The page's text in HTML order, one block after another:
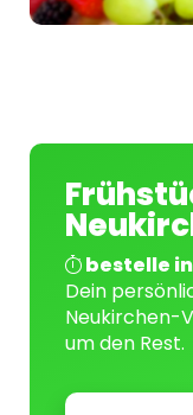
bestelle
Dein
Neukirchen-
um den Rest.